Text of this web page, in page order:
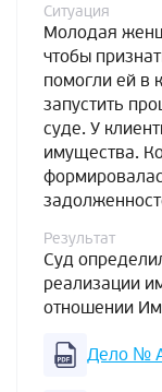
Ситуация
Молодая
чтобы
помогли ей в
запустить
суде. У
имущества.
Результат
Суд
реализации
отношении
Дело №